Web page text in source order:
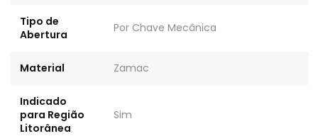
Tipo de
Abertura
Por Chave Mecânica
Material Zamac
Indicado
para Região
Litorânea
Sim